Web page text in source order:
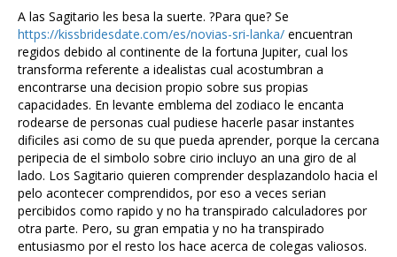
A las Sagitario les besa la suerte. ?Para que? Se
https://kissbridesdate.com/es/novias-sri-lanka/ encuentran
regidos debido al continente de la fortuna Jupiter, cual los
transforma referente a idealistas cual acostumbran a
encontrarse una decision propio sobre sus propias
capacidades. En levante emblema del zodiaco le encanta
rodearse de personas cual pudiese hacerle pasar instantes
dificiles asi como de su que pueda aprender, porque la cercana
peripecia de el simbolo sobre cirio incluyo an una giro de al
lado. Los Sagitario quieren comprender desplazandolo hacia el
pelo acontecer comprendidos, por eso a veces serian
percibidos como rapido y no ha transpirado calculadores por
otra parte. Pero, su gran empatia y no ha transpirado
entusiasmo por el resto los hace acerca de colegas valiosos.